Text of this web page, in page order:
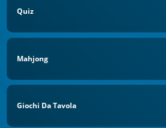
Quiz
Mahjong
Giochi Da Tavola